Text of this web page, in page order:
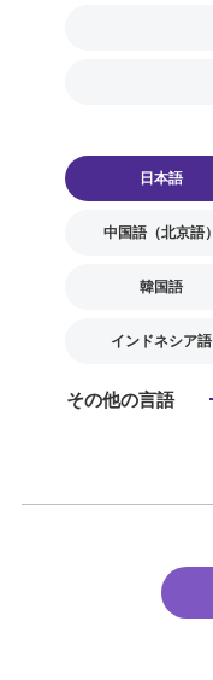
日本語
中国語（北京語）
韓国語
インドネシア語
その他の言語